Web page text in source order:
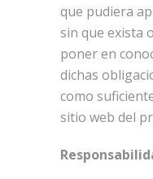
que pudiera
sin que exista
poner en
dichas
como
sitio web del